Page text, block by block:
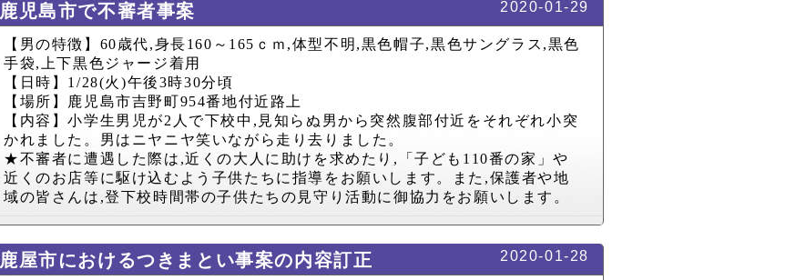
鹿児島市で不審者事案 2020-01-29
【男の特徴】 60歳代,身長160 ～ 165 ｃｍ ,体型不明 ,黒色帽子,黒色サングラス ,黒色
手袋,
上下黒色ジャージ着用
【日時】 1/28(火)午後3時30分頃
【場所】鹿児島市吉野町954番地付近路上
【内容】小学生男児が2 人で下校中 , 見知らぬ男から突然腹部付近をそれぞれ小突
かれました。男はニヤニヤ笑いながら走り去りました。
★不審者に遭遇した際は ,近くの大人に助けを求めたり , 「子ども 110番の家」や
近くのお店等に駆け込むよう子供たちに指導をお願いします。また ,保護者や地
域の皆さんは ,登下校時間帯の子供たちの見守り活動に御協力をお願いします。
鹿屋市におけるつきまとい事案の内容訂正 2020-01-28